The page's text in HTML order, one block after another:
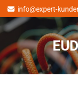
 info@expert-